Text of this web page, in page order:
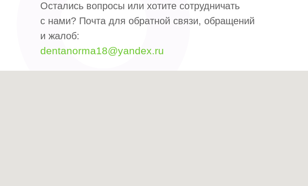
Остались вопросы или хотите сотрудничать
с нами? Почта для обратной связи, обращений
и жалоб:
dentanorma18@yandex.ru